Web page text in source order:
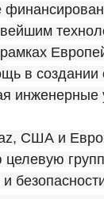
в создании
инженерные
США и